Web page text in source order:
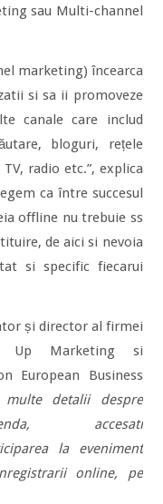
sau Multi-channel
marketing) încearca
si sa ii promoveze
canale care includ
bloguri, rețele
radio etc.”, explica
ca între succesul
offline nu trebuie ss
de aici si nevoia
si specific fiecarui
și director al firmei
Up Marketing si
European Business
detalii despre
accesati
la eveniment
online, pe